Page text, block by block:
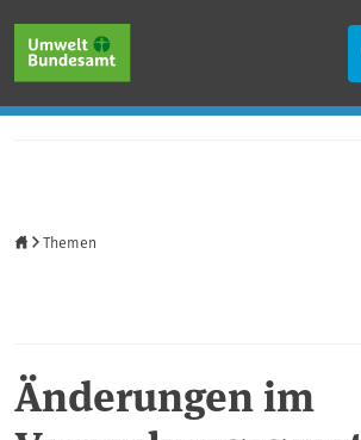
Themen
Änderungen im